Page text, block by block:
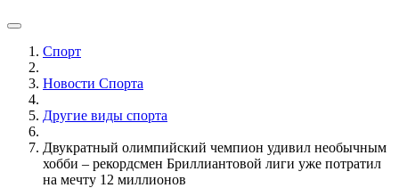
Спорт
Новости Cпорта
Другие виды спорта
Двукратный олимпийский чемпион удивил необычным
хобби – рекордсмен Бриллиантовой лиги уже потратил
на мечту 12 миллионов